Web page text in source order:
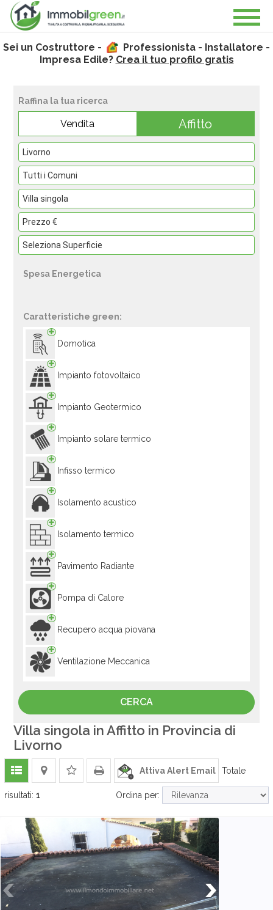
Sei un Costruttore -
Professionista - Installatore -
Impresa Edile? Crea il tuo profilo gratis
Raffina la tua ricerca
Vendita Affitto
Spesa Energetica
Caratteristiche green:
Domotica
Impianto fotovoltaico
Impianto Geotermico
Impianto solare termico
Infisso termico
Isolamento acustico
Isolamento termico
Pavimento Radiante
Pompa di Calore
Recupero acqua piovana
Ventilazione Meccanica
Villa singola in Affitto in Provincia di
Livorno
Attiva Alert Email Totale
risultati: 1 Ordina per: